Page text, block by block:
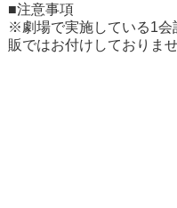
■注意事項
※劇場で実施している1会
販ではお付けしておりま